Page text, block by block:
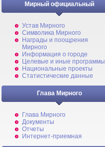
Мирный официальный
Устав Мирного
Символика Мирного
Награды и поощрения
Мирного
Информация о городе
Целевые и иные программы
Национальные проекты
Статистические данные
Глава Мирного
Глава Мирного
Документы
Отчеты
Интернет-приемная